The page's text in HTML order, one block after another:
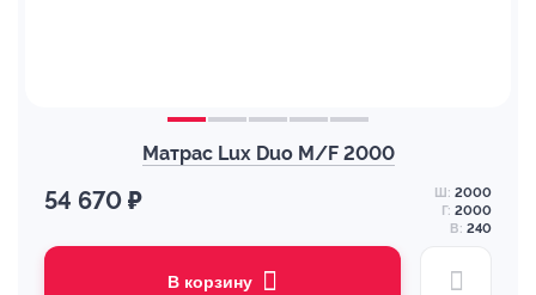
Матрас Lux Duo M/F 2000
54 670 ₽ Ш: 2000
Г: 2000
В: 240
В корзину